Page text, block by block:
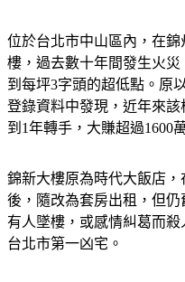
位於台北市中山區內，在
樓，過去數十年間發生火
到每坪3字頭的超低點。原
登錄資料中發現，近年來
到1年轉手，大賺超過1600
錦新大樓原為時代大飯店，
後，隨改為套房出租，但
有人墜樓，或感情糾葛而
台北市第一凶宅。